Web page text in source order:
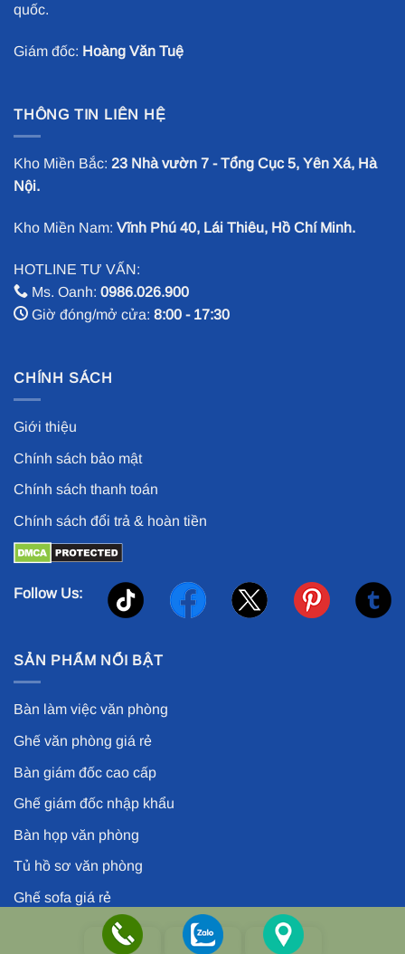
quốc.
Giám đốc: Hoàng Văn Tuệ
THÔNG TIN LIÊN HỆ
Kho Miền Bắc: 23 Nhà vườn 7 - Tổng Cục 5, Yên Xá, Hà
Nội.
Kho Miền Nam: Vĩnh Phú 40, Lái Thiêu, Hồ Chí Minh.
HOTLINE TƯ VẤN:
Ms. Oanh: 0986.026.900
Giờ đóng/mở cửa: 8:00 - 17:30
CHÍNH SÁCH
Giới thiệu
Chính sách bảo mật
Chính sách thanh toán
Chính sách đổi trả & hoàn tiền
Follow Us:
SẢN PHẨM NỔI BẬT
Bàn làm việc văn phòng
Ghế văn phòng giá rẻ
Bàn giám đốc cao cấp
Ghế giám đốc nhập khẩu
Bàn họp văn phòng
Tủ hồ sơ văn phòng
Ghế sofa giá rẻ